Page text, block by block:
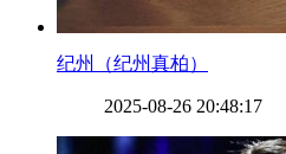
​纪州（纪州真柏）
2025-08-26 20:48:17